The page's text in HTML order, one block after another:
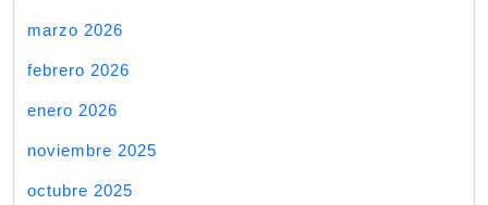
marzo 2026
febrero 2026
enero 2026
noviembre 2025
octubre 2025